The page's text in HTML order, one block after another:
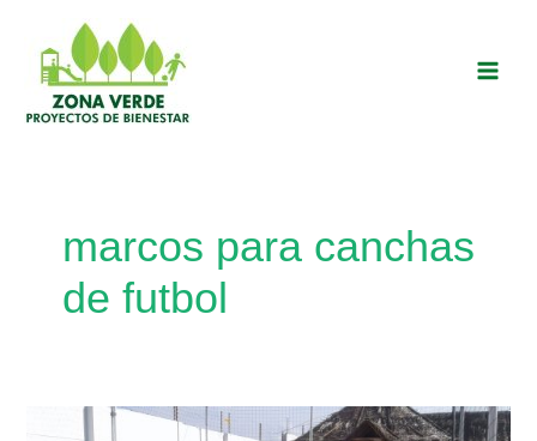
contenido
marcos para canchas
de futbol